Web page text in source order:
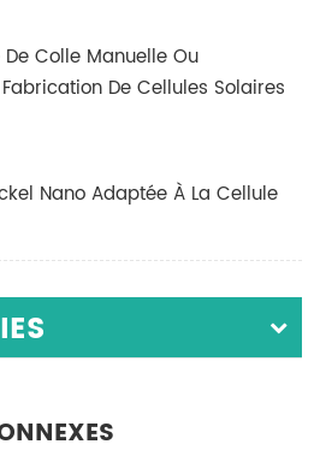
Colle Manuelle Ou
De Cellules Solaires
Nano Adaptée À La Cellule